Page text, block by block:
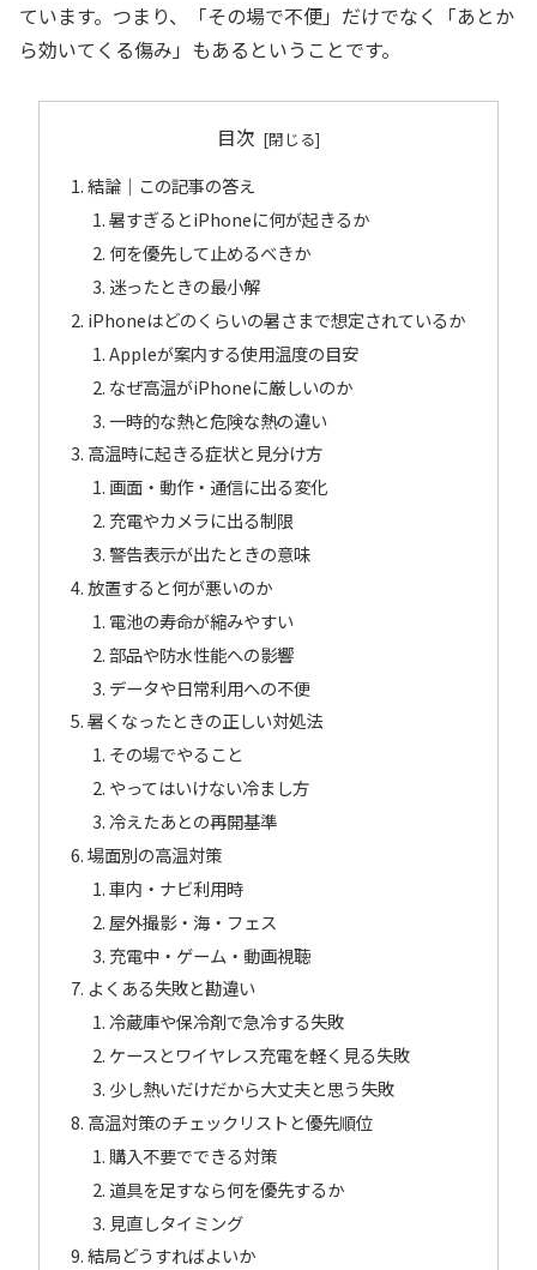
ています。つまり、「その場で不便」だけでなく「あとか
ら効いてくる傷み」もあるということです。
目次
結論｜この記事の答え
暑すぎるとiPhoneに何が起きるか
何を優先して止めるべきか
迷ったときの最小解
iPhoneはどのくらいの暑さまで想定されているか
Appleが案内する使用温度の目安
なぜ高温がiPhoneに厳しいのか
一時的な熱と危険な熱の違い
高温時に起きる症状と見分け方
画面・動作・通信に出る変化
充電やカメラに出る制限
警告表示が出たときの意味
放置すると何が悪いのか
電池の寿命が縮みやすい
部品や防水性能への影響
データや日常利用への不便
暑くなったときの正しい対処法
その場でやること
やってはいけない冷まし方
冷えたあとの再開基準
場面別の高温対策
車内・ナビ利用時
屋外撮影・海・フェス
充電中・ゲーム・動画視聴
よくある失敗と勘違い
冷蔵庫や保冷剤で急冷する失敗
ケースとワイヤレス充電を軽く見る失敗
少し熱いだけだから大丈夫と思う失敗
高温対策のチェックリストと優先順位
購入不要でできる対策
道具を足すなら何を優先するか
見直しタイミング
結局どうすればよいか